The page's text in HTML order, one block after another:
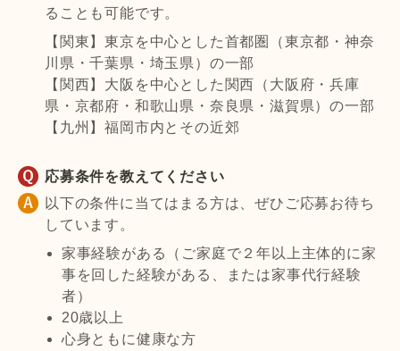
ることも可能です。
【関東】東京を中心とした首都圏（東京都・神奈
川県・千葉県・埼玉県）の一部
【関西】大阪を中心とした関西（大阪府・兵庫
県・京都府・和歌山県・奈良県・滋賀県）の一部
【九州】福岡市内とその近郊
応募条件を教えてください
以下の条件に当てはまる方は、ぜひご応募お待ち
しています。
家事経験がある（ご家庭で２年以上主体的に家
事を回した経験がある、または家事代行経験
者）
20歳以上
心身ともに健康な方